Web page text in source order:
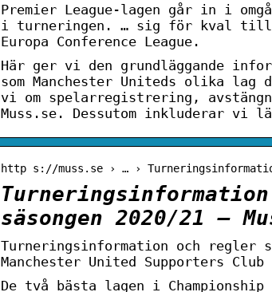
Premier League-lagen går in i
i turneringen. … sig för kval till
Europa Conference League.
Här ger vi den grundläggande
som Manchester Uniteds olika
vi om spelarregistrering,
Muss.se. Dessutom inkluderar
http s://muss.se › … ›
säsongen 2020/21 –
Turneringsinformation och regler
Manchester United Supporters
De två bästa lagen i